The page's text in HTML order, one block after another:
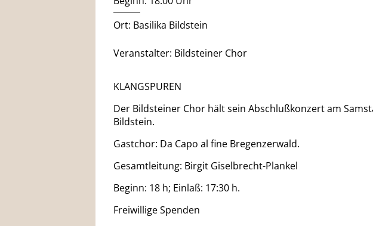
Ort: Basilika Bildstein
Veranstalter: Bildsteiner Chor
KLANGSPUREN
Der Bildsteiner Chor hält sein Abschlußkonzert am
Bildstein.
Gastchor: Da Capo al fine Bregenzerwald.
Gesamtleitung: Birgit Giselbrecht-Plankel
Beginn: 18 h; Einlaß: 17:30 h.
Freiwillige Spenden